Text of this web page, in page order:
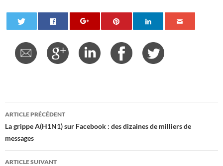
Navigation
des
articles
ARTICLE PRÉCÉDENT
La grippe A(H1N1) sur Facebook : des dizaines de milliers de
messages
ARTICLE SUIVANT